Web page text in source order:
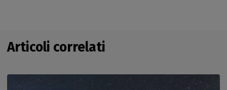
Articoli correlati